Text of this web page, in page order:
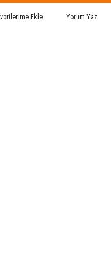
Yorum Yaz